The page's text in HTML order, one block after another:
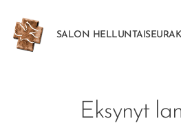
SALON
Eksynyt